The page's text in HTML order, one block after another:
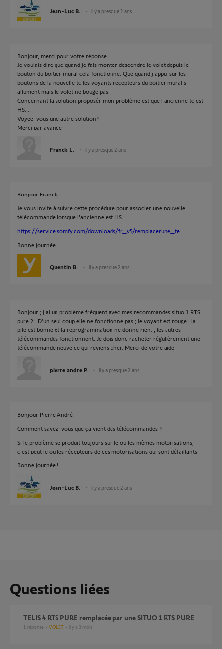
Jean-Luc B. il y a presque 2 ans
Bonjour, merci pour votre réponse.
Je voulais dire que quand je fais monter descendre le volet depuis le
bouton du boitier mural cela fonctionne. Que quand j appui sur les
boutons de la nouvelle tc les voyants recepteurs du boitier mural s
allument mais le volet ne bouge pas.
Concernant la solution proposér mon problème est que l ancienne tc est
HS....
Voyee-vous une autre solution?
Merci par avance
Franck L. il y a presque 2 ans
Bonjour Franck,
Je vous invite à suivre cette procédure pour associer une nouvelle
télécommande lorsque l'ancienne est HS :
https://service.somfy.com/downloads/fr_v5/remplacerune_te...
Bonne journée,
Quentin B. il y a presque 2 ans
Bonjour ; j'ai un problème fréquent,avec mes recommandes situo 1 RTS
pure 2 . D’un seul coup elle ne fonctionne pas ; le voyant est rouge ; la
pile est bonne et la reprogrammation ne donne rien. ; les autres
télécommandes fonctionnent. Je dois donc racheter régulièrement une
télécommande neuve ce qui reviens cher. Merci de votre aide
pierre andre P. il y a presque 2 ans
Bonjour Pierre André
Comment savez-vous que ça vient des télécommandes ?
Si le problème se produit toujours sur le ou les mêmes motorisations,
c'est peut le ou les récepteurs de ces motorisations qui sont défaillants.
Bonne journée !
Jean-Luc B. il y a presque 2 ans
Questions liées
TELIS 4 RTS PURE remplacée par une SITUO 1 RTS PURE
1 réponse VOLET il y a 3 mois